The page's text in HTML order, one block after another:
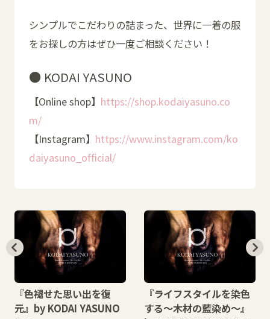
シンプルでこだわりの詰まった、世界に一着の服
をお探しの方はぜひ一度ご相談ください！
● KODAI YASUNO
【Online shop】 https://shop.kodaiyasuno.co
m/
【Instagram】 https://www.instagram.com/ko
daiyasuno_official/
『色褪せた思い出を復
元』by KODAI YASUNO
『ライフスタイルを染色
する〜木材の藍染め〜』